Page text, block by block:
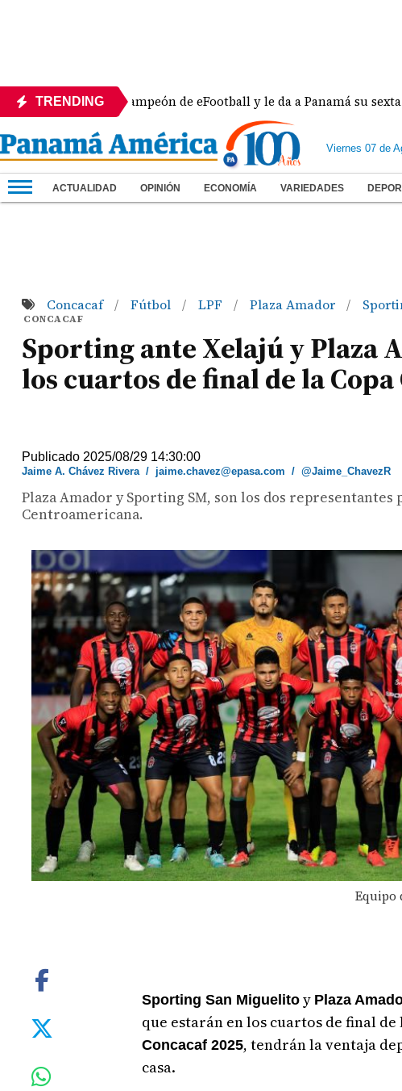
TRENDING
se corona campeón de eFootball y le da a Panamá su sexta
Viernes 07 de
ACTUALIDAD OPINIÓN ECONOMÍA VARIEDADES
Concacaf / Fútbol / LPF / Plaza Amador /
CONCACAF
Sporting ante Xelajú y Plaza
los cuartos de final de la
Publicado 2025/08/29 14:30:00
Jaime A. Chávez Rivera/ jaime.chavez@epasa.com /@Jaime_ChavezR
Plaza Amador y Sporting SM, son los dos representantes
Centroamericana.
Equipo
Sporting San Miguelitoy Plaza
que estarán en los cuartos de final de
Concacaf 2025, tendrán la ventaja
casa.